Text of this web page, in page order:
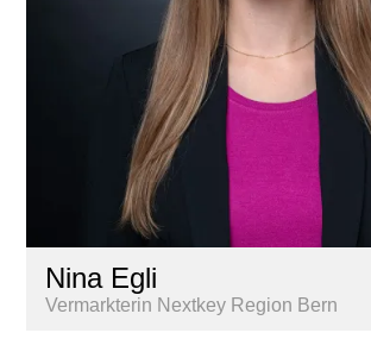
Nina Egli
Vermarkterin Nextkey Region Bern